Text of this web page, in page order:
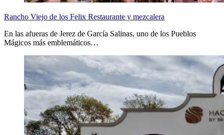
Rancho Viejo de los Felix Restaurante y mezcalera
En las afueras de Jerez de García Salinas, uno de los Pueblos
Mágicos más emblemáticos…